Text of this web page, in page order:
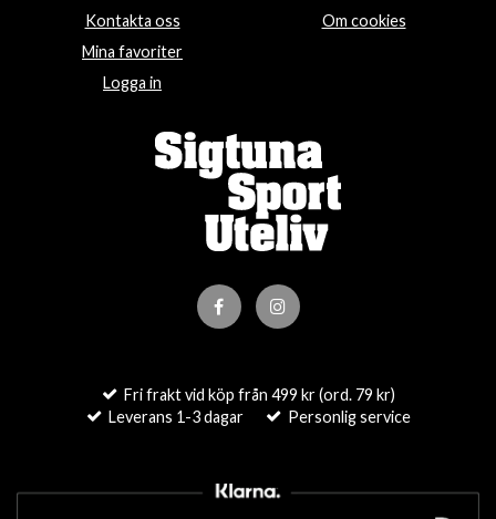
Kontakta oss
Mina favoriter
Logga in
Om cookies
Fri frakt vid köp från 499 kr (ord. 79 kr)
Leverans 1-3 dagar
Personlig service